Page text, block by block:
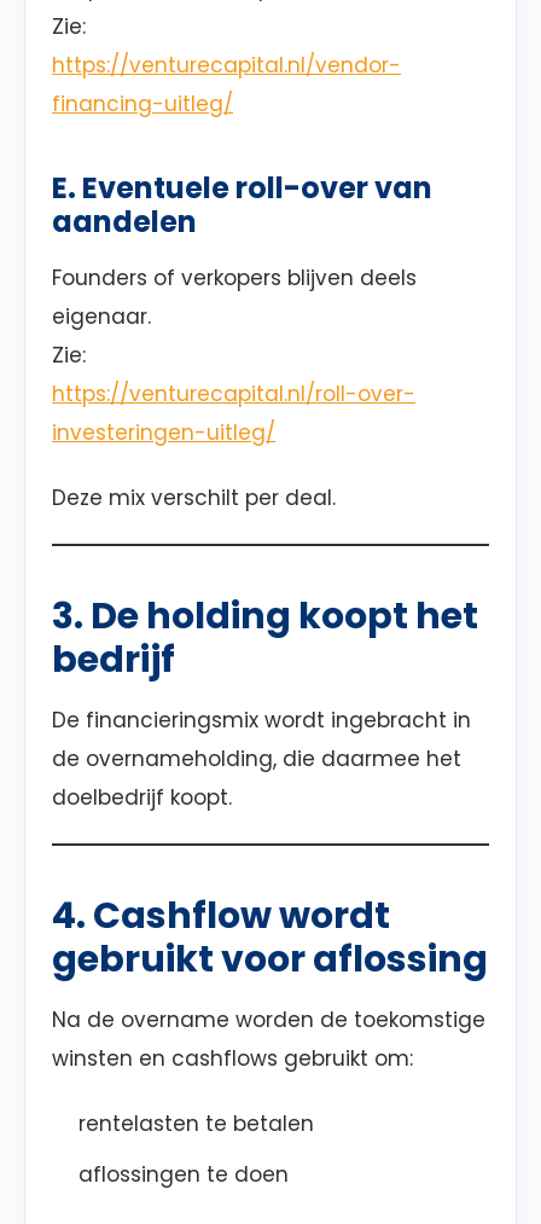
Zie:
https://venturecapital.nl/vendor-
financing-uitleg/
E. Eventuele roll-over van
aandelen
Founders of verkopers blijven deels
eigenaar.
Zie:
https://venturecapital.nl/roll-over-
investeringen-uitleg/
Deze mix verschilt per deal.
3. De holding koopt het
bedrijf
De financieringsmix wordt ingebracht in
de overnameholding, die daarmee het
doelbedrijf koopt.
4. Cashflow wordt
gebruikt voor aflossing
Na de overname worden de toekomstige
winsten en cashflows gebruikt om:
rentelasten te betalen
aflossingen te doen